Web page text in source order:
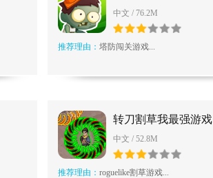
中文 / 76.2M
推荐理由： 塔防闯关游戏...
转刀割草我最强游戏
中文 / 52.8M
推荐理由： roguelike割草游戏...